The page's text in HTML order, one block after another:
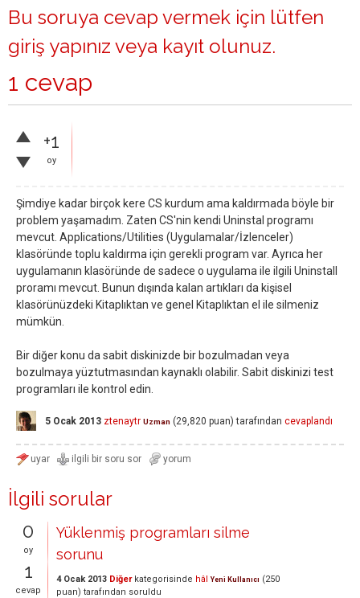
Bu soruya cevap vermek için lütfen
giriş yapınız veya kayıt olunuz.
1 cevap
+1
oy
Şimdiye kadar birçok kere CS kurdum ama kaldırmada böyle bir
problem yaşamadım. Zaten CS'nin kendi Uninstal programı
mevcut. Applications/Utilities (Uygulamalar/İzlenceler)
klasöründe toplu kaldırma için gerekli program var. Ayrıca her
uygulamanın klasöründe de sadece o uygulama ile ilgili Uninstall
proramı mevcut. Bunun dışında kalan artıkları da kişisel
klasörünüzdeki Kitaplıktan ve genel Kitaplıktan el ile silmeniz
mümkün.
Bir diğer konu da sabit diskinizde bir bozulmadan veya
bozulmaya yüztutmasından kaynaklı olabilir. Sabit diskinizi test
programları ile kontrol edin.
5 Ocak 2013 ztenaytr Uzman (29,820 puan) tarafından cevaplandı
İlgili sorular
0
oy
1
cevap
Yüklenmiş programları silme
sorunu
4 Ocak 2013 Diğerkategorisinde hâl Yeni Kullanıcı (250
puan) tarafından soruldu